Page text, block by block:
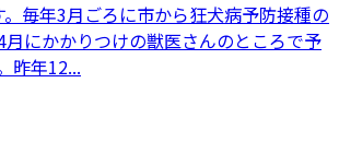
毎年3月ごろに市から狂犬病予防接種の
にかかりつけの獣医さんのところで予
昨年12...